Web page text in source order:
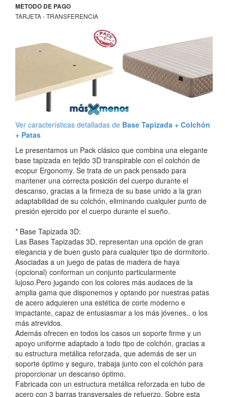
METODO DE PAGO
TARJETA - TRANSFERENCIA
Ver características detalladas de Base Tapizada + Colchón
+ Patas
Le presentamos un Pack clásico que combina una elegante
base tapizada en tejido 3D transpirable con el colchón de
ecopur Ergonomy. Se trata de un pack pensado para
mantener una correcta posición del cuerpo durante el
descanso, gracias a la firmeza de su base unido a la gran
adaptabilidad de su colchón, eliminando cualquier punto de
presión ejercido por el cuerpo durante el sueño.
* Base Tapizada 3D:
Las Bases Tapizadas 3D, representan una opción de gran
elegancia y de buen gusto para cualquier tipo de dormitorio.
Asociadas a un juego de patas de madera de haya
(opcional) conforman un conjunto particularmente
lujoso.Pero jugando con los colores más audaces de la
amplia gama que disponemos y optando por nuestras patas
de acero adquieren una estética de corte moderno e
impactante, capaz de entusiasmar a los más jóvenes.. o los
más atrevidos.
Además ofrecen en todos los casos un soporte firme y un
apoyo uniforme adaptado a todo tipo de colchón, gracias a
su estructura metálica reforzada, que además de ser un
soporte óptimo y seguro, trabaja junto con el colchón para
proporcionar un descanso óptimo.
Fabricada con un estructura metálica reforzada en tubo de
acero con 3 barras transversales de refuerzo. Sobre esta